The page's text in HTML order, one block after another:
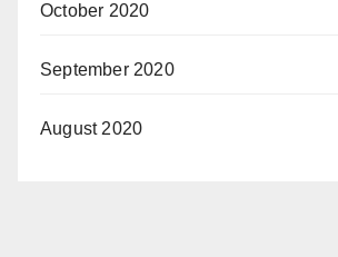
October 2020
September 2020
August 2020